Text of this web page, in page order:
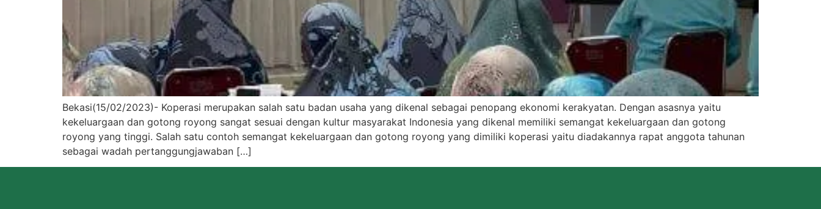
Bekasi(15/02/2023)- Koperasi merupakan salah satu badan usaha yang dikenal sebagai penopang ekonomi kerakyatan. Dengan asasnya yaitu
kekeluargaan dan gotong royong sangat sesuai dengan kultur masyarakat Indonesia yang dikenal memiliki semangat kekeluargaan dan gotong
royong yang tinggi. Salah satu contoh semangat kekeluargaan dan gotong royong yang dimiliki koperasi yaitu diadakannya rapat anggota tahunan
sebagai wadah pertanggungjawaban […]